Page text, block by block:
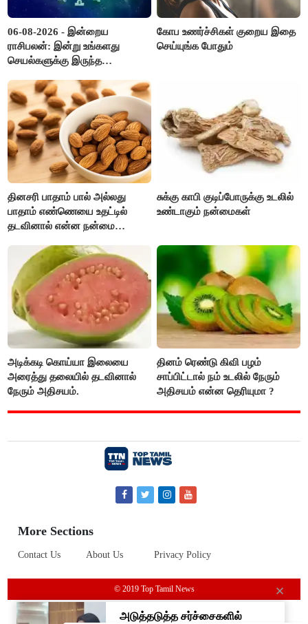
06-08-2026 - இன்றைய
ராசிபலன்: இன்று உங்களது
செயல்களுக்கு இருந்த
எதிர்பார்த்த உதவிகள் கிடைக்கும்.
பணவரத்து கூடும்..!
கோப உணர்ச்சிகள் குறைய இதை
செய்யுங்க போதும்
தினசரி பாதாம் பால் அல்லது
பாதாம் எண்ணெயை உதட்டில்
தடவினால் என்ன நன்மை
சுக்கு காபி குடிப்போருக்கு உடலில்
உண்டாகும் நன்மைகள்
அடிக்கடி கொய்யா இலையை
அரைத்து தலையில் தடவினால்
நேரும் அதிசயம்.
தினம் ரெண்டு கிவி பழம்
சாப்பிட்டால் நம் உடலில் நேரும்
அதிசயம் என்ன தெரியுமா ?
More Sections
Contact Us About Us Privacy Policy
© 2019 Top Tamil News